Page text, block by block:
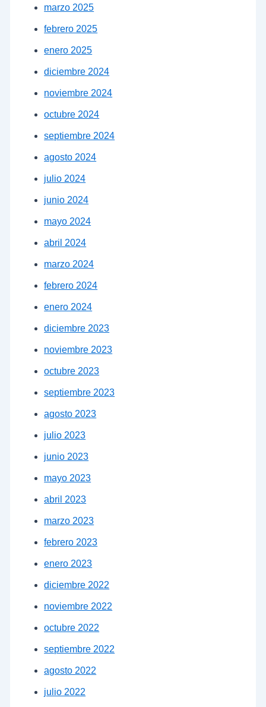
marzo 2025
febrero 2025
enero 2025
diciembre 2024
noviembre 2024
octubre 2024
septiembre 2024
agosto 2024
julio 2024
junio 2024
mayo 2024
abril 2024
marzo 2024
febrero 2024
enero 2024
diciembre 2023
noviembre 2023
octubre 2023
septiembre 2023
agosto 2023
julio 2023
junio 2023
mayo 2023
abril 2023
marzo 2023
febrero 2023
enero 2023
diciembre 2022
noviembre 2022
octubre 2022
septiembre 2022
agosto 2022
julio 2022